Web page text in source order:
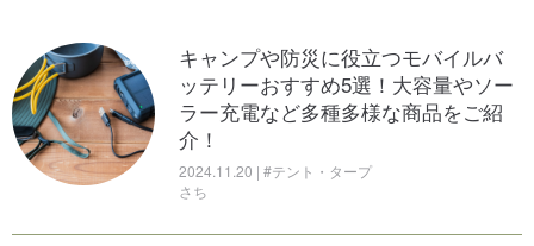
キャンプや防災に役立つモバイルバ
ッテリーおすすめ5選！大容量やソー
ラー充電など多種多様な商品をご紹
介！
2024.11.20 | #テント・タープ
さち